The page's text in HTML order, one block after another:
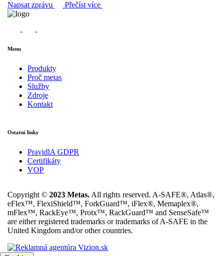
Napsat zprávu Přečíst více
Menu
Produkty
Proč metas
Služby
Zdroje
Kontakt
Ostatní linky
PravidlA GDPR
Certifikáty
VOP
Copyright © 2023 Metas. All rights reserved. A-SAFE®, Atlas®,
eFlex™, FlexiShield™, ForkGuard™, iFlex®, Memaplex®,
mFlex™, RackEye™, Protx™, RackGuard™ and SenseSafe™
are either registered trademarks or trademarks of A-SAFE in the
United Kingdom and/or other countries.